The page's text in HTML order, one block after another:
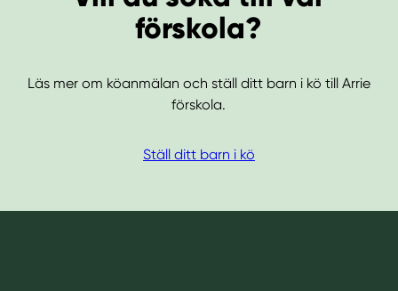
förskola?
Läs mer om köanmälan och ställ ditt barn i kö till Arrie
förskola.
Ställ ditt barn i kö